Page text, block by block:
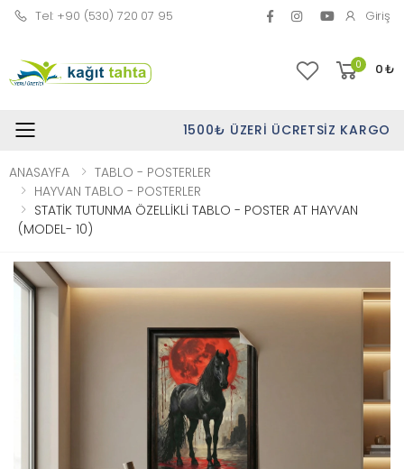
Tel: +90 (530) 720 07 95 Giriş
0 0₺
Toggle mobile menu1500₺ ÜZERI ÜCRETSIZ KARGO
ANASAYFA
TABLO - POSTERLER
HAYVAN TABLO - POSTERLER
STATİK TUTUNMA ÖZELLİKLİ TABLO - POSTER AT HAYVAN
(MODEL- 10)